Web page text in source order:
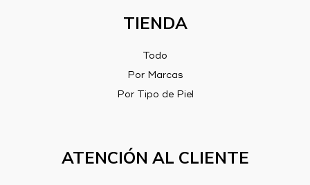
TIENDA
Todo
Por Marcas
Por Tipo de Piel
ATENCIÓN AL CLIENTE